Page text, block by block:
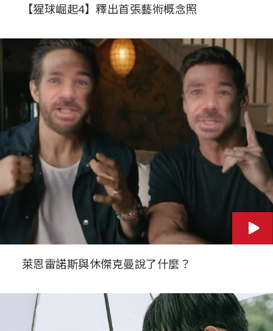
【猩球崛起4】釋出首張藝術概念照
萊恩雷諾斯與休傑克曼說了什麼？